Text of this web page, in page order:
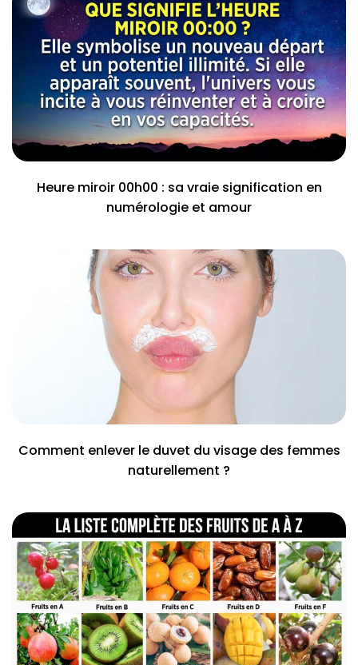
Heure miroir 00h00 : sa vraie signification en
numérologie et amour
Comment enlever le duvet du visage des femmes
naturellement ?